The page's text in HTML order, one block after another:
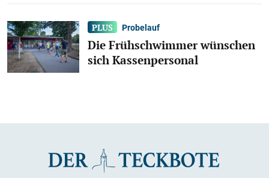
Probelauf
Die Frühschwimmer wünschen
sich Kassenpersonal